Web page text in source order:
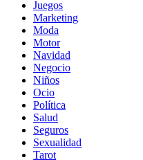
Juegos
Marketing
Moda
Motor
Navidad
Negocio
Niños
Ocio
Política
Salud
Seguros
Sexualidad
Tarot